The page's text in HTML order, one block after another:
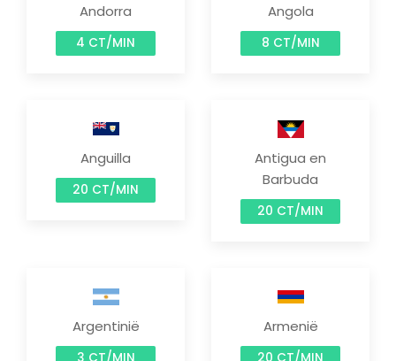
Andorra
4 CT/MIN
Angola
8 CT/MIN
Anguilla
20 CT/MIN
Antigua en
Barbuda
20 CT/MIN
Argentinië Armenië